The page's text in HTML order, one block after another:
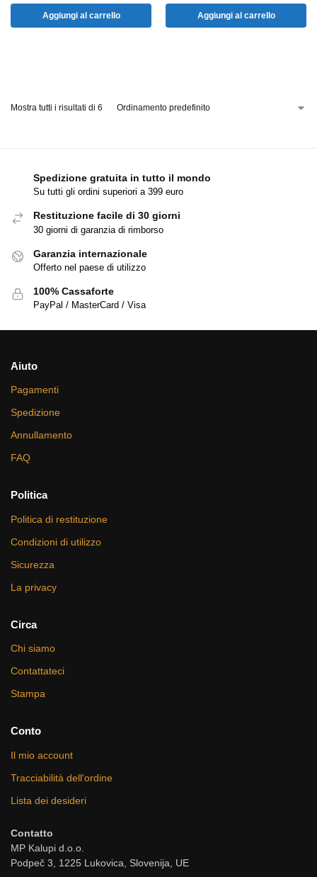
Aggiungi al carrello Aggiungi al carrello
Mostra tutti i risultati di 6
Spedizione gratuita in tutto il mondo
Su tutti gli ordini superiori a 399 euro
Restituzione facile di 30 giorni
30 giorni di garanzia di rimborso
Garanzia internazionale
Offerto nel paese di utilizzo
100% Cassaforte
PayPal / MasterCard / Visa
Aiuto
Pagamenti
Spedizione
Annullamento
FAQ
Politica
Politica di restituzione
Condizioni di utilizzo
Sicurezza
La privacy
Circa
Chi siamo
Contattateci
Stampa
Conto
Il mio account
Tracciabilità dell'ordine
Lista dei desideri
Contatto
MP Kalupi d.o.o.
Podpeč 3, 1225 Lukovica, Slovenija, UE